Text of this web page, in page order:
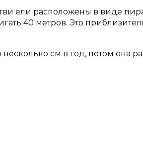
ели расположены в виде
40 метров. Это
см в год, потом она